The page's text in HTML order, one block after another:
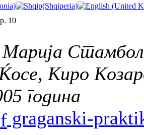
10
Марија
Киро
година
graganski-